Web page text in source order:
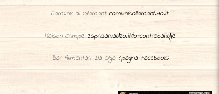
Comune di Ollomont: comune.ollomont.ao.it
Maison Grimpe:esprisarvadzo.it/lo-contrebandje
Bar Alimentari Da Olga:(pagina Facebook)